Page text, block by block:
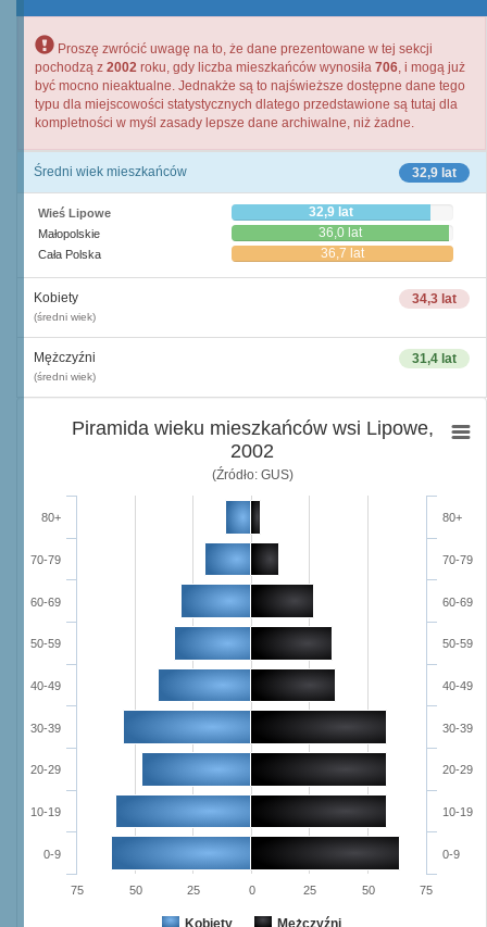
Proszę zwrócić uwagę na to, że dane prezentowane w tej sekcji
pochodzą z 2002 roku, gdy liczba mieszkańców wynosiła 706, i mogą już
być mocno nieaktualne. Jednakże są to najświeższe dostępne dane tego
typu dla miejscowości statystycznych dlatego przedstawione są tutaj dla
kompletności w myśl zasady lepsze dane archiwalne, niż żadne.
32,9 lat
Średni wiek mieszkańców
Wieś Lipowe 32,9 lat
Małopolskie 36,0 lat
Cała Polska 36,7 lat
34,3 lat
Kobiety
(średni wiek)
31,4 lat
Mężczyźni
(średni wiek)
Piramida wieku mieszkańców wsi Lipowe,
2002
(Źródło: GUS)
Kobiety Mężczyźni
0-9
10-19
20-29
30-39
40-49
50-59
60-69
70-79
80+
0-9
10-19
20-29
30-39
40-49
50-59
60-69
70-79
80+
75 50 25 0 25 50 75